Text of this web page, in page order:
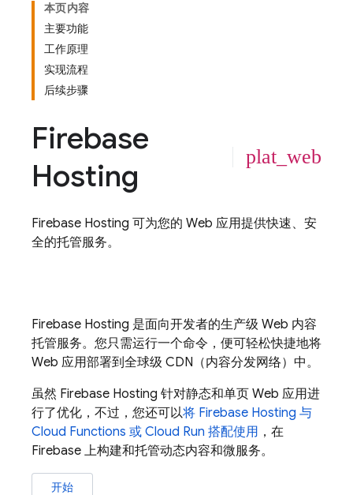
本页内容
主要功能
工作原理
实现流程
后续步骤
Firebase
Hosting
plat_web
Firebase Hosting 可为您的 Web 应用提供快速、安
全的托管服务。
Firebase Hosting 是面向开发者的生产级 Web 内容
托管服务。您只需运行一个命令，便可轻松快捷地将
Web 应用部署到全球级 CDN（内容分发网络）中。
虽然 Firebase Hosting 针对静态和单页 Web 应用进
行了优化，不过，您还可以将 Firebase Hosting 与
Cloud Functions 或 Cloud Run 搭配使用 ，在
Firebase 上构建和托管动态内容和微服务。
开始